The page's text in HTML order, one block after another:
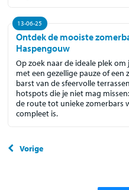
13-06-25
Ontdek de mooiste
Haspengouw
Op zoek naar de ideale plek
met een gezellige pauze of
barst van de sfeervolle
hotspots die je niet mag
de route tot unieke zomerbars
compleet is.
Vorige